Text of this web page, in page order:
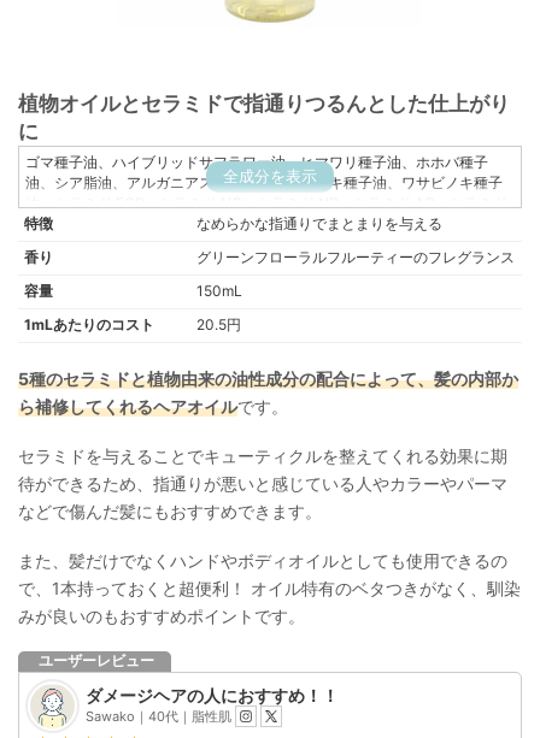
植物オイルとセラミドで指通りつるんとした仕上がり
に
全成分を表示
ゴマ種子油、ハイブリッドサフラワー油、ヒマワリ種子油、ホホバ種子
油、シア脂油、アルガニアスピノサ核油、ツバキ種子油、ワサビノキ種子
油、セラミド EOP、セラミド NG、セラミド NP、セラミド AG、セラミド
AP、フィトステロールズ、水添レシチン、トコフェロール、香料
特徴
なめらかな指通りでまとまりを与える
香り
グリーンフローラルフルーティーのフレグランス
容量
150mL
1mLあたりのコスト
20.5円
5種のセラミドと植物由来の油性成分の配合によって、髪の内部か
ら補修してくれるヘアオイルです。
セラミドを与えることでキューティクルを整えてくれる効果に期
待ができるため、指通りが悪いと感じている人やカラーやパーマ
などで傷んだ髪にもおすすめできます。
また、髪だけでなくハンドやボディオイルとしても使用できるの
で、1本持っておくと超便利！ オイル特有のベタつきがなく、馴染
みが良いのもおすすめポイントです。
ユーザーレビュー
ダメージヘアの人におすすめ！！
Sawako｜40代｜脂性肌